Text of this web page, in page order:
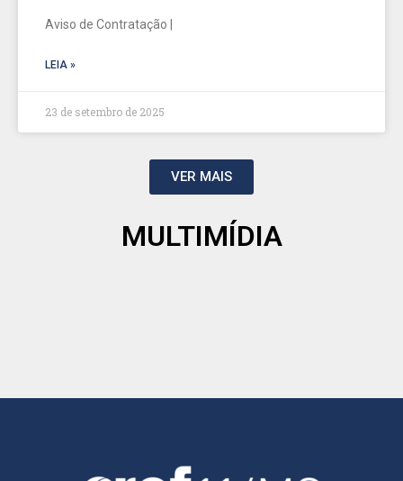
Aviso de Contratação |
LEIA »
23 de setembro de 2025
VER MAIS
MULTIMÍDIA